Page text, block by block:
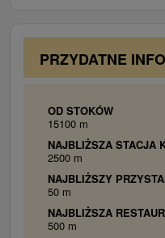
PRZYDATNE
OD STOKÓW
15100 m
NAJBLIŻSZA STACJA
2500 m
NAJBLIŻSZY
50 m
NAJBLIŻSZA
500 m